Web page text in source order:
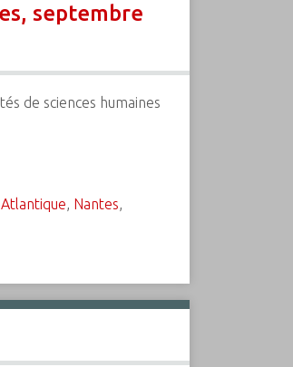
septembre
de sciences humaines
, Nantes,